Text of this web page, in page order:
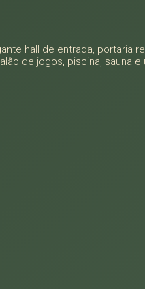
hall de entrada, portaria
de jogos, piscina, sauna